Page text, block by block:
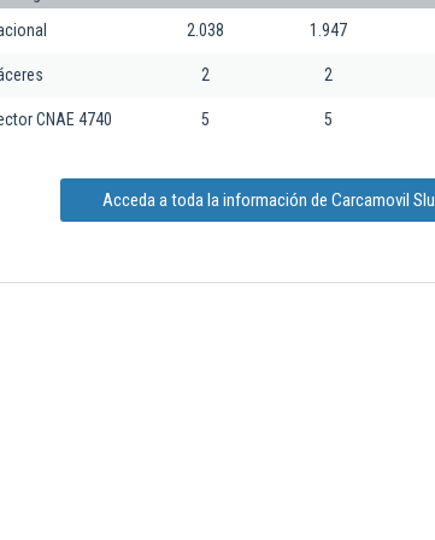
2.038 1.947
2 2
CNAE 4740 5 5
Acceda a toda la información de Carcamovil Slu